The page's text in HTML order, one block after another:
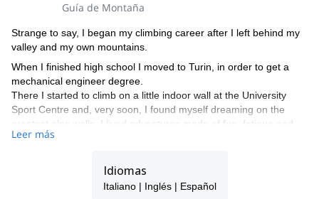
Guía de Montaña
Strange to say, I began my climbing career after I left behind my
valley and my own mountains.
When I finished high school I moved to Turin, in order to get a
mechanical engineer degree.
There I started to climb on a little indoor wall at the University
Sport Centre and, very soon, I found myself dreaming on the
greatest alps walls. I lived adventures made of fun, fatigue and
satisfaction, I shared them with many friends who became
In Turin I got my degree and I worked for some years as a
mechanical engineer consultant but, more than that, I discovered
Leer más
Idiomas
Italiano | Inglés | Español